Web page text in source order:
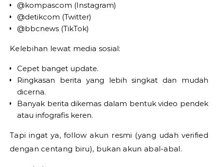
@kompascom (Instagram)
@detikcom (Twitter)
@bbcnews (TikTok)
Kelebihan lewat media sosial:
Cepet banget update.
Ringkasan berita yang lebih singkat dan mudah
dicerna.
Banyak berita dikemas dalam bentuk video pendek
atau infografis keren.
Tapi ingat ya, follow akun resmi (yang udah verified
dengan centang biru), bukan akun abal-abal.